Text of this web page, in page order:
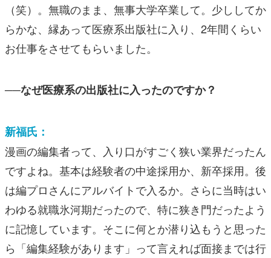
（笑）。無職のまま、無事大学卒業して。少ししてか
らかな、縁あって医療系出版社に入り、2年間くらい
お仕事をさせてもらいました。
──なぜ医療系の出版社に入ったのですか？
新福氏：
漫画の編集者って、入り口がすごく狭い業界だったん
ですよね。基本は経験者の中途採用か、新卒採用。後
は編プロさんにアルバイトで入るか。さらに当時はい
わゆる就職氷河期だったので、特に狭き門だったよう
に記憶しています。そこに何とか潜り込もうと思った
ら「編集経験があります」って言えれば面接までは行